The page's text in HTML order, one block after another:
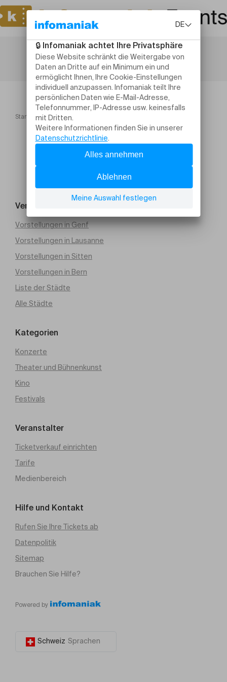
Startseite Konzerte
Veranstaltung suchen
Vorstellungen in Genf
Vorstellungen in Lausanne
Vorstellungen in Sitten
Vorstellungen in Bern
Liste der Städte
Alle Städte
Kategorien
Konzerte
Theater und Bühnenkunst
Kino
Festivals
Veranstalter
Ticketverkauf einrichten
Tarife
Medienbereich
Hilfe und Kontakt
Rufen Sie Ihre Tickets ab
Datenpolitik
Sitemap
Brauchen Sie Hilfe?
Powered by
Schweiz Sprachen